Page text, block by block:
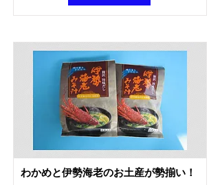
わかめと伊勢海老のお土産が勢揃い！